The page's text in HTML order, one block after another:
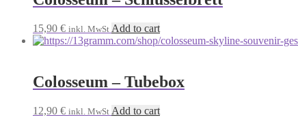
15,90 € inkl. MwSt Add to cart
Colosseum – Tubebox
12,90 € inkl. MwSt Add to cart